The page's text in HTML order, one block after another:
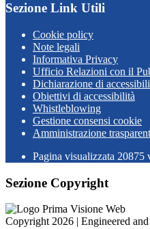
Sezione Link Utili
Cookie policy
Note legali
Informativa Privacy
Ufficio Relazioni con il
Dichiarazione di
Obiettivi di accessibilità
Whistleblowing
Gestione consensi cookie
Amministrazione
Pagina visualizzata 20875
Sezione Copyright
Copyright 2026 | Engineered